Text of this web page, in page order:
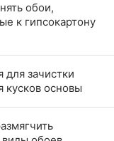
обои,
к гипсокартону
для зачистки
кусков основы